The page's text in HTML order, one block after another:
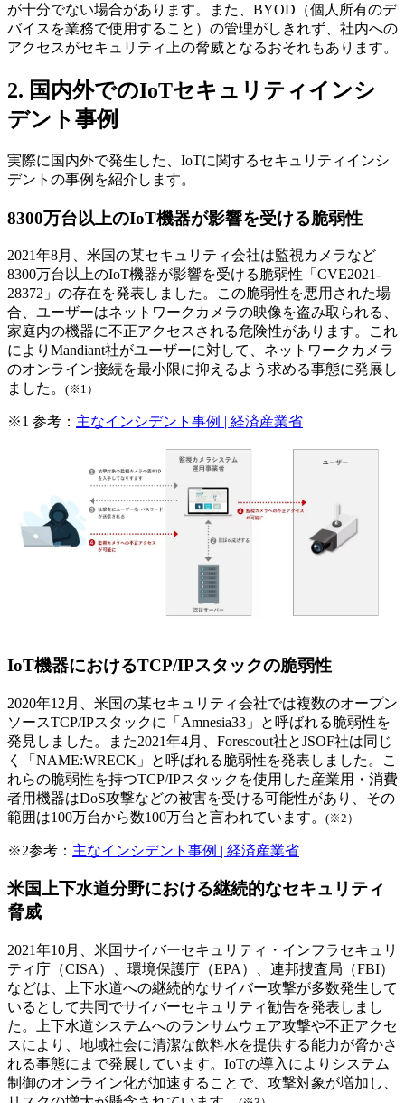
が十分でない場合があります。また、BYOD（個人所有のデ
バイスを業務で使用すること）の管理がしきれず、社内への
アクセスがセキュリティ上の脅威となるおそれもあります。
2. 国内外でのIoTセキュリティインシ
デント事例
実際に国内外で発生した、IoTに関するセキュリティインシ
デントの事例を紹介します。
8300万台以上のIoT機器が影響を受ける脆弱性
2021年8月、米国の某セキュリティ会社は監視カメラなど
8300万台以上のIoT機器が影響を受ける脆弱性「CVE2021-
28372」の存在を発表しました。この脆弱性を悪用された場
合、ユーザーはネットワークカメラの映像を盗み取られる、
家庭内の機器に不正アクセスされる危険性があります。これ
によりMandiant社がユーザーに対して、ネットワークカメラ
のオンライン接続を最小限に抑えるよう求める事態に発展し
ました。 (※1）
※1 参考： 主なインシデント事例 | 経済産業省
IoT機器におけるTCP/IPスタックの脆弱性
2020年12月、米国の某セキュリティ会社では複数のオープン
ソースTCP/IPスタックに「Amnesia33」と呼ばれる脆弱性を
発見しました。また2021年4月、Forescout社とJSOF社は同じ
く「NAME:WRECK」と呼ばれる脆弱性を発表しました。こ
れらの脆弱性を持つTCP/IPスタックを使用した産業用・消費
者用機器はDoS攻撃などの被害を受ける可能性があり、その
範囲は100万台から数100万台と言われています。 (※2）
※2参考： 主なインシデント事例 | 経済産業省
米国上下水道分野における継続的なセキュリティ
脅威
2021年10月、米国サイバーセキュリティ・インフラセキュリ
ティ庁（CISA）、環境保護庁（EPA）、連邦捜査局（FBI）
などは、上下水道への継続的なサイバー攻撃が多数発生して
いるとして共同でサイバーセキュリティ勧告を発表しまし
た。上下水道システムへのランサムウェア攻撃や不正アクセ
スにより、地域社会に清潔な飲料水を提供する能力が脅かさ
れる事態にまで発展しています。IoTの導入によりシステム
制御のオンライン化が加速することで、攻撃対象が増加し、